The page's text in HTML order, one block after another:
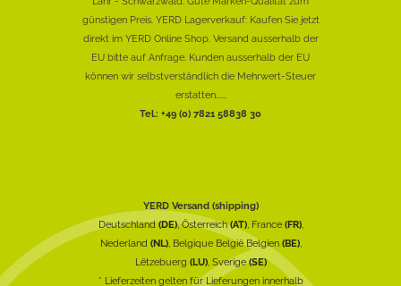
günstigen Preis. YERD Lagerverkauf: Kaufen Sie jetzt
direkt im YERD Online Shop. Versand ausserhalb der
EU bitte auf Anfrage. Kunden ausserhalb der EU
können wir selbstverständlich die Mehrwert-Steuer
erstatten......
Tel.: +49 (0) 7821 58838 30
YERD Versand (shipping)
Deutschland(DE), Österreich(AT), France (FR),
Nederland (NL), Belgique België Belgien (BE),
Lëtzebuerg (LU), Sverige(SE)
* Lieferzeiten gelten für Lieferungen innerhalb